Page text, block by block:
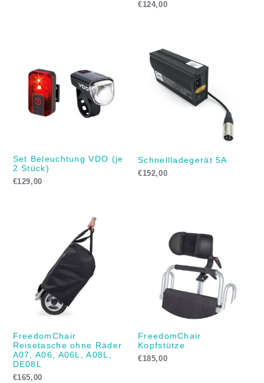
€124,00
Set Beleuchtung VDO (je
2 Stück)
€129,00
Schnellladegerät 5A
€152,00
FreedomChair
Reisetasche ohne Räder
A07, A06, A06L, A08L,
DE08L
€165,00
FreedomChair
Kopfstütze
€185,00